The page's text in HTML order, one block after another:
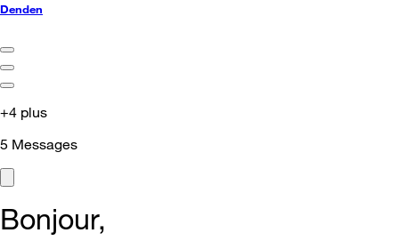
Denden
+4 plus
5 Messages
Bonjour,